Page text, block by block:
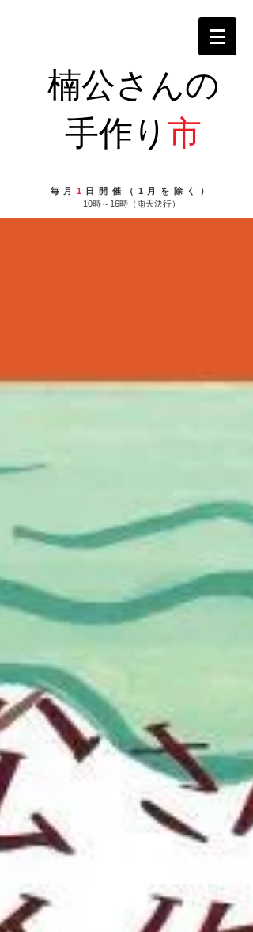
楠公さんの
手作り 市
毎月 1 日開催（1月を除く）
10時～16時（雨天決行）